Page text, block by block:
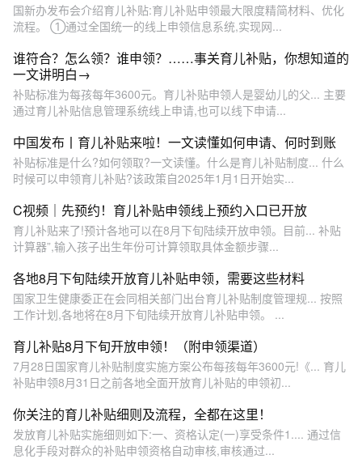
国新办发布会介绍育儿补贴:育儿补贴申领最大限度精简材料、优化
流程。 ①通过全国统一的线上申领信息系统,实现网...
谁符合？怎么领？谁申领？……事关育儿补贴，你想知道的
一文讲明白→
补贴标准为每孩每年3600元。育儿补贴申领人是婴幼儿的父... 主要
通过育儿补贴信息管理系统线上申请,也可以线下申请...
中国发布丨育儿补贴来啦！一文读懂如何申请、何时到账
补贴标准是什么?如何领取?一文读懂。什么是育儿补贴制度... 什么
时候可以申领育儿补贴?该政策自2025年1月1日开始实...
C视频｜先预约！育儿补贴申领线上预约入口已开放
育儿补贴来了!预计各地可以在8月下旬陆续开放申领。目前... 补贴
计算器”,输入孩子出生年份可计算领取具体金额步骤...
各地8月下旬陆续开放育儿补贴申领，需要这些材料
国家卫生健康委正在会同相关部门出台育儿补贴制度管理规... 按照
工作计划,各地将在8月下旬陆续开放育儿补贴申领。 ...
育儿补贴8月下旬开放申领！（附申领渠道）
7月28日国家育儿补贴制度实施方案公布每孩每年3600元!《... 育儿
补贴申领8月31日之前各地全面开放育儿补贴的申领初...
你关注的育儿补贴细则及流程，全都在这里！
发放育儿补贴实施细则如下:一、资格认定(一)享受条件1.... 通过信
息化手段对群众的补贴申领资格自动审核,审核通过...